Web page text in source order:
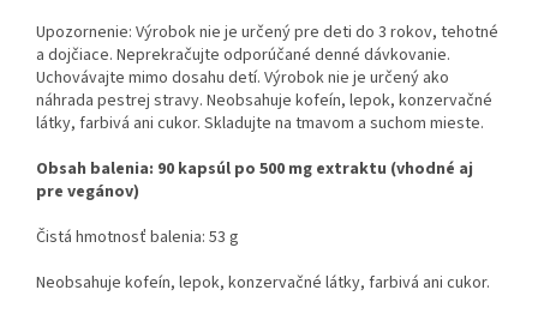
Upozornenie: Výrobok nie je určený pre deti do 3 rokov, tehotné
a dojčiace. Neprekračujte odporúčané denné dávkovanie.
Uchovávajte mimo dosahu detí. Výrobok nie je určený ako
náhrada pestrej stravy. Neobsahuje kofeín, lepok, konzervačné
látky, farbivá ani cukor. Skladujte na tmavom a suchom mieste.
Obsah balenia: 90 kapsúl po 500 mg extraktu (vhodné aj
pre vegánov)
Čistá hmotnosť balenia: 53 g
Neobsahuje kofeín, lepok, konzervačné látky, farbivá ani cukor.